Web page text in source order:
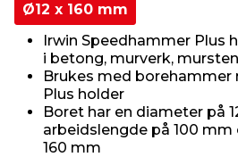
Ø12 x 160 mm
Irwin Speedhammer Plus
i betong, murverk,
Brukes med borehammer
Plus holder
Boret har en diameter på
arbeidslengde på 100
160 mm